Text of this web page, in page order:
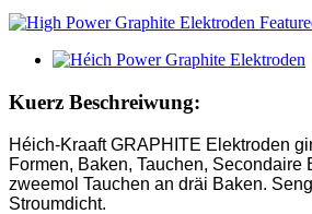
Kuerz Beschreiwung:
Héich-Kraaft GRAPHITE Elektroden
Formen, Baken, Tauchen,
zweemol Tauchen an dräi Baken.
Stroumdicht.